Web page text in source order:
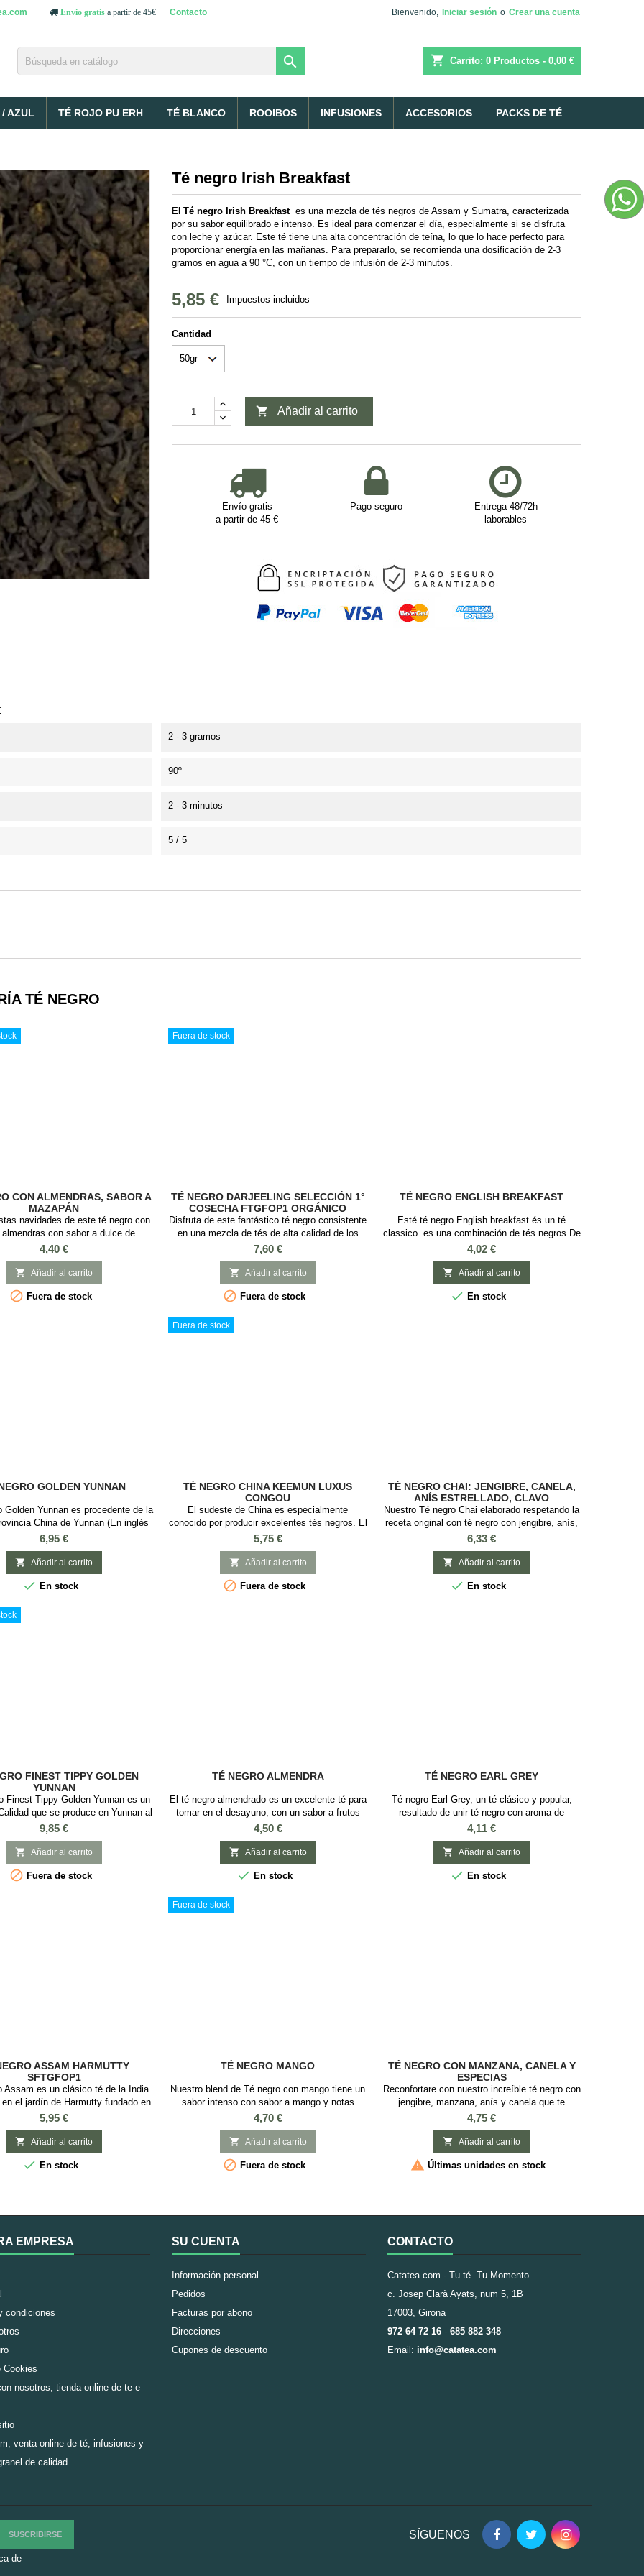
Envio gratís a partir de 45€ Contacto Bienvenido, Iniciar sesión o Crear una cuenta
shopping_cart Carrito: 0 Productos - 0,00 €

AZUL TÉ ROJO PU ERH TÉ BLANCO ROOIBOS INFUSIONES ACCESORIOS PACKS DE TÉ
Té negro Irish Breakfast
El Té negro Irish Breakfast es una mezcla de tés negros de Assam y Sumatra, caracterizada
por su sabor equilibrado e intenso. Es ideal para comenzar el día, especialmente si se disfruta
con leche y azúcar. Este té tiene una alta concentración de teína, lo que lo hace perfecto para
proporcionar energía en las mañanas. Para prepararlo, se recomienda una dosificación de 2-3
gramos en agua a 90 °C, con un tiempo de infusión de 2-3 minutos.
5,85 € Impuestos incluidos
Cantidad
 Añadir al carrito
Envío gratis
a partir de 45 €
Pago seguro
Entrega 48/72h
laborables
2 - 3 gramos
90º
2 - 3 minutos
5 / 5
TÉ NEGRO
CON ALMENDRAS, SABOR A
MAZAPÁN
navidades de este té negro con
con sabor a dulce de
té tradicional tiene historia en la
del mazapán, Lubeck. SABOR:
y Almendra INGREDIENTES: Té
trozos de almendras y aroma
Precio
4,40 €
 Añadir al carrito
 Fuera de stock
Fuera de stock
TÉ NEGRO DARJEELING SELECCIÓN 1°
COSECHA FTGFOP1 ORGÁNICO
Disfruta de este fantástico té negro consistente
en una mezcla de tés de alta calidad de los
jardines de Darjeeling en la India, FTGFOP1
(Finest Tippy Golden Flowery Orange Pekoe
One) de Darjeeling , proveniente de la primera
cosecha de primavera . Este té negro tiene
notas dulces y florales, de cuerpo liviano y baja
Precio
7,60 €
 Añadir al carrito
 Fuera de stock
TÉ NEGRO ENGLISH BREAKFAST
Esté té negro English breakfast és un té
classico es una combinación de tés negros De
Ceylán con cuerpo, robusto y rico, que se
suele acompañar con leche y azucar. Es un
estimulante natural de nuestro sistema
nervioso, lo que lo hace ideal para desayunar.
Ingredientes: Tés negros de Ceylán
Precio
4,02 €
 Añadir al carrito
 En stock
GOLDEN YUNNAN
Golden Yunnan es procedente de la
China de Yunnan (En inglés
"al sud de las nubes"). Es un
té chino con notas terrosas
Es un té ideal para tomarlo por la
que es un té con mucha cafeína..
Precio
6,95 €
 Añadir al carrito
 En stock
Fuera de stock
TÉ NEGRO CHINA KEEMUN LUXUS
CONGOU
El sudeste de China es especialmente
conocido por producir excelentes tés negros. El
té Keemun fue producido por primera vez en
1875 por un funcionario del gobierno que había
viajado a la provincia de Fujian para aprender
los secretos de la preparación del té negro.
Antes de ese momento, solo se cultivaba té
Precio
5,75 €
 Añadir al carrito
 Fuera de stock
TÉ NEGRO CHAI: JENGIBRE, CANELA,
ANÍS ESTRELLADO, CLAVO
Nuestro Té negro Chai elaborado respetando la
receta original con té negro con jengibre, anís,
naranja, cardamomo, pimienta rosa, canela y
pomelo es simplemente una obra de arte. Su
encanto propio te cautivará desde el momento
en el que lo recibas. Descubre el sabor chai
original a Canela, Naranja y especias.
Precio
6,33 €
 Añadir al carrito
 En stock
FINEST TIPPY GOLDEN
YUNNAN
Finest Tippy Golden Yunnan es un
que se produce en Yunnan al
un té premium con brotes de
en boca tiene un cuerpo redondo
con equilibrio entre las notas
y dulces con matices a cacao y
astringencia delicada y sedosa que
Precio
9,85 €
 Añadir al carrito
 Fuera de stock
TÉ NEGRO ALMENDRA
El té negro almendrado es un excelente té para
tomar en el desayuno, con un sabor a frutos
secos y dulce, que ará las delicias del más
golosos. Sabor: Almendra y Caramelo
Ingredientes: Té negro, trozos de crocante
(azúcar, avellanas), aroma.
Precio
4,50 €
 Añadir al carrito
 En stock
TÉ NEGRO EARL GREY
Té negro Earl Grey, un té clásico y popular,
resultado de unir té negro con aroma de
bergamota (entre naranjo y limonero), todo un
referente en el tradicional desayuno inglés o en
la hora del té con sabor a bergamota
Ingredientes: Té negro y aroma de bergamota
Precio
4,11 €
 Añadir al carrito
 En stock
ASSAM HARMUTTY
SFTGFOP1
Assam es un clásico té de la India.
el jardín de Harmutty fundado en
de 1870, que produce té de
Tiene un licor dorado cobrizo
y gran cuerpo, con suave aroma a
mojada y malta. Sabor levemente
y dulce en el ataque. Final seco y
Precio
5,95 €
 Añadir al carrito
 En stock
Fuera de stock
TÉ NEGRO MANGO
Nuestro blend de Té negro con mango tiene un
sabor intenso con sabor a mango y notas
tropicales. Atrévete a tomarlo tanto frio como
caliente para disfrutar de su explosión de sabor.
Sabor: Chili y MangoIngredientes: Té negro,
mango, flores de cactus, amaranto, chile y
pétalos de cártamo
Precio
4,70 €
 Añadir al carrito
 Fuera de stock
TÉ NEGRO CON MANZANA, CANELA Y
ESPECIAS
Reconfortare con nuestro increíble té negro con
jengibre, manzana, anís y canela que te
ayudaran en esos momentos de bajón.
INGREDIENTES: Té negro, canela, jengibre,
anís, manzana, hinojo dulce, aroma y flores de
cártamoSABOR: Canela, Especias y Manzana
Precio
4,75 €
 Añadir al carrito
 Últimas unidades en stock
EMPRESA
condiciones
Cookies
nosotros, tienda online de te e
venta online de té, infusiones y
de calidad
SU CUENTA
Información personal
Pedidos
Facturas por abono
Direcciones
Cupones de descuento
CONTACTO
Catatea.com - Tu té. Tu Momento
c. Josep Clarà Ayats, num 5, 1B
17003, Girona
972 64 72 16 - 685 882 348
Email: info@catatea.com
de
SÍGUENOS